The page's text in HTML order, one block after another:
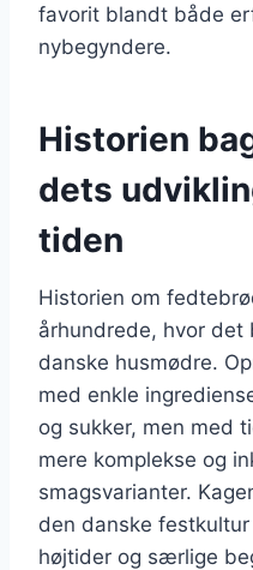
favorit blandt både
nybegyndere.
Historien
dets
tiden
Historien om
århundrede, hvor
danske husmødre.
med enkle
og sukker, men med
mere komplekse og
smagsvarianter.
den danske
højtider og særlige